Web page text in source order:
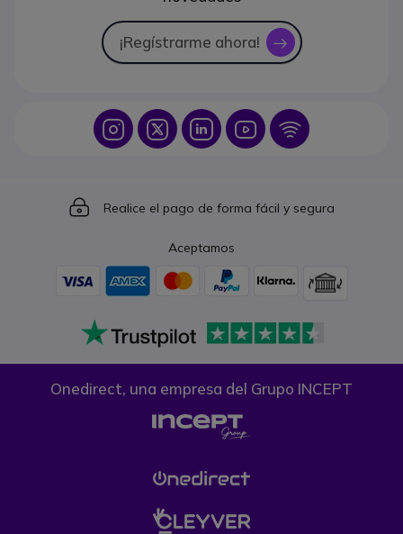
¡Regístrarme ahora! icon
Icon IconIcon Icon Icon
Icon
Realice el pago de forma fácil y segura
Aceptamos
Onedirect, una empresa del Grupo INCEPT